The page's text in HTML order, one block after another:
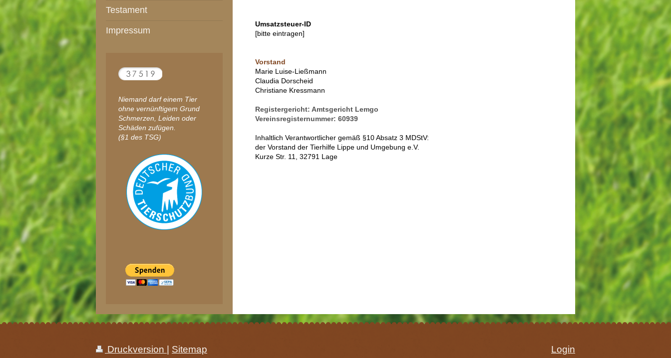
Umsatzsteuer-ID
[bitte eintragen]
Vorstand
Marie Luise-Ließmann
Claudia Dorscheid
Christiane Kressmann
Registergericht: Amtsgericht Lemgo
Vereinsregisternummer: 60939
Inhaltlich Verantwortlicher gemäß §10 Absatz 3 MDStV:
der Vorstand der Tierhilfe Lippe und Umgebung e.V.
Kurze Str. 11, 32791 Lage
Testament
Impressum
Niemand darf einem Tier
ohne vernünftigem Grund
Schmerzen, Leiden oder
Schäden zufügen.
(§1 des TSG)
Druckversion
Sitemap
Login